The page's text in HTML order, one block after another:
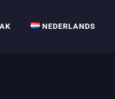
NEDERLANDS